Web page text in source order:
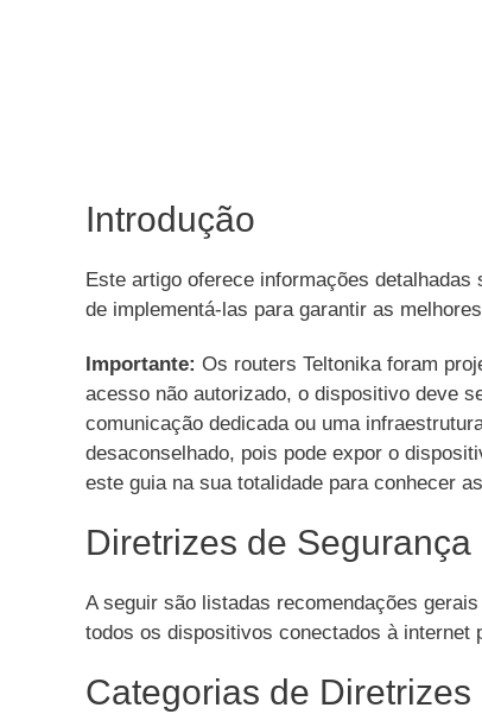
Introdução
Este artigo oferece informações
de implementá-las para garantir as
Importante: Os routers Teltonika foram
acesso não autorizado, o dispositivo deve
comunicação dedicada ou uma
desaconselhado, pois pode expor o
este guia na sua totalidade para conhecer
Diretrizes de Segurança
A seguir são listadas recomendações
todos os dispositivos conectados à internet
Categorias de Diretrizes